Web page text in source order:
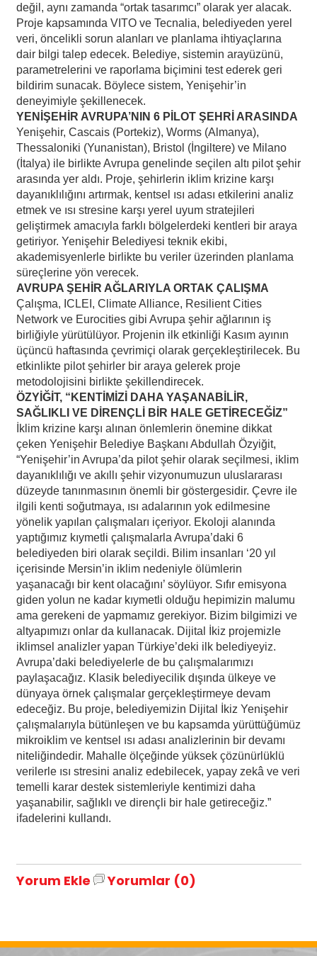
değil, aynı zamanda “ortak tasarımcı” olarak yer alacak.
Proje kapsamında VITO ve Tecnalia, belediyeden yerel
veri, öncelikli sorun alanları ve planlama ihtiyaçlarına
dair bilgi talep edecek. Belediye, sistemin arayüzünü,
parametrelerini ve raporlama biçimini test ederek geri
bildirim sunacak. Böylece sistem, Yenişehir’in
deneyimiyle şekillenecek.
YENİŞEHİR AVRUPA’NIN 6 PİLOT ŞEHRİ ARASINDA
Yenişehir, Cascais (Portekiz), Worms (Almanya),
Thessaloniki (Yunanistan), Bristol (İngiltere) ve Milano
(İtalya) ile birlikte Avrupa genelinde seçilen altı pilot şehir
arasında yer aldı. Proje, şehirlerin iklim krizine karşı
dayanıklılığını artırmak, kentsel ısı adası etkilerini analiz
etmek ve ısı stresine karşı yerel uyum stratejileri
geliştirmek amacıyla farklı bölgelerdeki kentleri bir araya
getiriyor. Yenişehir Belediyesi teknik ekibi,
akademisyenlerle birlikte bu veriler üzerinden planlama
süreçlerine yön verecek.
AVRUPA ŞEHİR AĞLARIYLA ORTAK ÇALIŞMA
Çalışma, ICLEI, Climate Alliance, Resilient Cities
Network ve Eurocities gibi Avrupa şehir ağlarının iş
birliğiyle yürütülüyor. Projenin ilk etkinliği Kasım ayının
üçüncü haftasında çevrimiçi olarak gerçekleştirilecek. Bu
etkinlikte pilot şehirler bir araya gelerek proje
metodolojisini birlikte şekillendirecek.
ÖZYİĞİT, “KENTİMİZİ DAHA YAŞANABİLİR,
SAĞLIKLI VE DİRENÇLİ BİR HALE GETİRECEĞİZ”
İklim krizine karşı alınan önlemlerin önemine dikkat
çeken Yenişehir Belediye Başkanı Abdullah Özyiğit,
“Yenişehir’in Avrupa’da pilot şehir olarak seçilmesi, iklim
dayanıklılığı ve akıllı şehir vizyonumuzun uluslararası
düzeyde tanınmasının önemli bir göstergesidir. Çevre ile
ilgili kenti soğutmaya, ısı adalarının yok edilmesine
yönelik yapılan çalışmaları içeriyor. Ekoloji alanında
yaptığımız kıymetli çalışmalarla Avrupa’daki 6
belediyeden biri olarak seçildi. Bilim insanları ‘20 yıl
içerisinde Mersin’in iklim nedeniyle ölümlerin
yaşanacağı bir kent olacağını’ söylüyor. Sıfır emisyona
giden yolun ne kadar kıymetli olduğu hepimizin malumu
ama gerekeni de yapmamız gerekiyor. Bizim bilgimizi ve
altyapımızı onlar da kullanacak. Dijital İkiz projemizle
iklimsel analizler yapan Türkiye’deki ilk belediyeyiz.
Avrupa’daki belediyelerle de bu çalışmalarımızı
paylaşacağız. Klasik belediyecilik dışında ülkeye ve
dünyaya örnek çalışmalar gerçekleştirmeye devam
edeceğiz. Bu proje, belediyemizin Dijital İkiz Yenişehir
çalışmalarıyla bütünleşen ve bu kapsamda yürüttüğümüz
mikroiklim ve kentsel ısı adası analizlerinin bir devamı
niteliğindedir. Mahalle ölçeğinde yüksek çözünürlüklü
verilerle ısı stresini analiz edebilecek, yapay zekâ ve veri
temelli karar destek sistemleriyle kentimizi daha
yaşanabilir, sağlıklı ve dirençli bir hale getireceğiz.”
ifadelerini kullandı.
Yorum Ekle Yorumlar (0)